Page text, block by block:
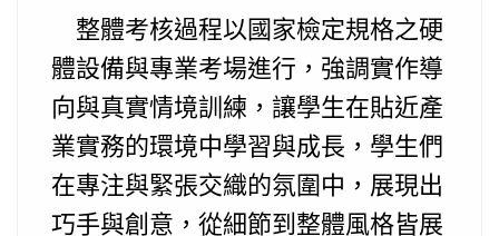
整體考核過程以國家檢定規格之硬
體設備與專業考場進行，強調實作導
向與真實情境訓練，讓學生在貼近產
業實務的環境中學習與成長，學生們
在專注與緊張交織的氛圍中，展現出
巧手與創意，從細節到整體風格皆展